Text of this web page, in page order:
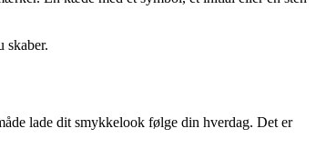
skaber.
lade dit smykkelook følge din hverdag. Det er